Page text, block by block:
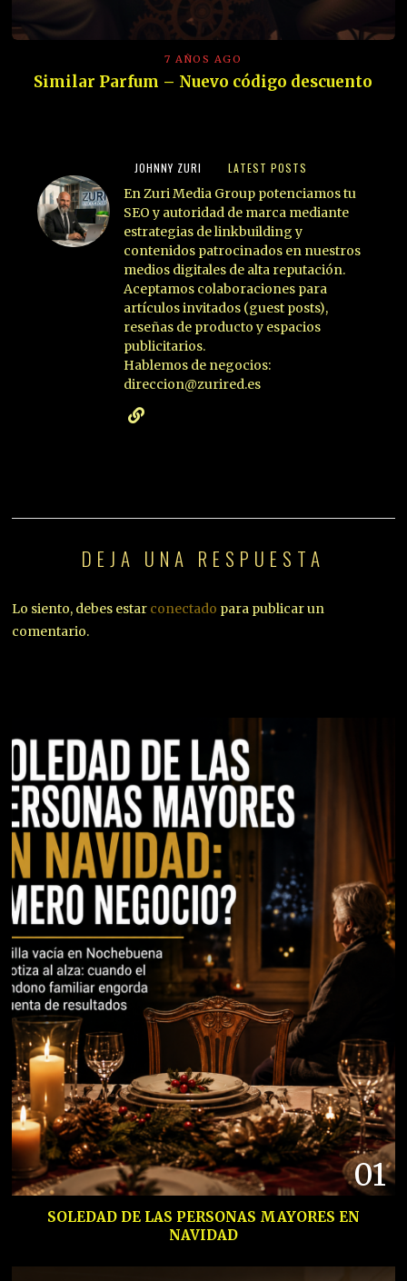
7 AÑOS AGO
Similar Parfum – Nuevo código descuento
JOHNNY ZURI LATEST POSTS
En Zuri Media Group potenciamos tu
SEO y autoridad de marca mediante
estrategias de linkbuilding y
contenidos patrocinados en nuestros
medios digitales de alta reputación.
Aceptamos colaboraciones para
artículos invitados (guest posts),
reseñas de producto y espacios
publicitarios.
Hablemos de negocios:
direccion@zurired.es
DEJA UNA RESPUESTA
Lo siento, debes estar conectado para publicar un
comentario.
01
SOLEDAD DE LAS PERSONAS MAYORES EN
NAVIDAD